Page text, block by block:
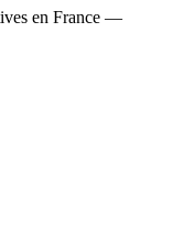
en France —